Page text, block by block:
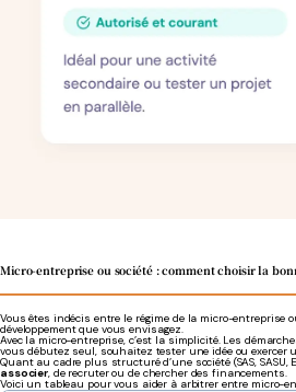
Micro-entreprise ou société : comment choisir la
Vous êtes indécis entre le régime de la micro-entreprise
développement que vous envisagez.
Avec la micro-entreprise, c’est la simplicité. Les
vous débutez seul, souhaitez tester une idée ou
Quant au cadre plus structuré d’une société (SAS,
associer, de recruter ou de chercher des financements.
Voici un tableau pour vous aider à arbitrer entre micro-